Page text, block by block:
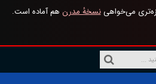
می‌خواهینسخهٔ مدرن هم آماده است.